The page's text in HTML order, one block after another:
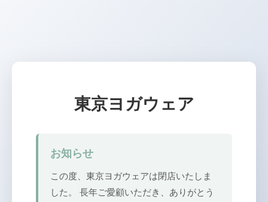
東京ヨガウェア
お知らせ
この度、東京ヨガウェアは閉店いたしま
した。 長年ご愛顧いただき、ありがとう